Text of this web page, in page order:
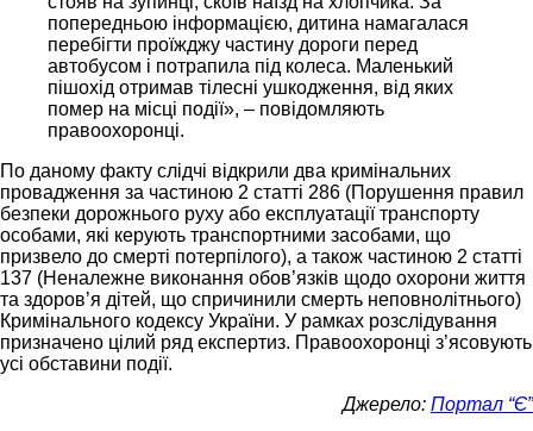
попередньою інформацією, дитина намагалася
перебігти проїжджу частину дороги перед
автобусом і потрапила під колеса. Маленький
пішохід отримав тілесні ушкодження, від яких
помер на місці події», – повідомляють
правоохоронці.
По даному факту слідчі відкрили два кримінальних
провадження за частиною 2 статті 286 (Порушення правил
безпеки дорожнього руху або експлуатації транспорту
особами, які керують транспортними засобами, що
призвело до смерті потерпілого), а також частиною 2 статті
137 (Неналежне виконання обов’язків щодо охорони життя
та здоров’я дітей, що спричинили смерть неповнолітнього)
Кримінального кодексу України. У рамках розслідування
призначено цілий ряд експертиз. Правоохоронці з’ясовують
усі обставини події.
Джерело: Портал “Є”